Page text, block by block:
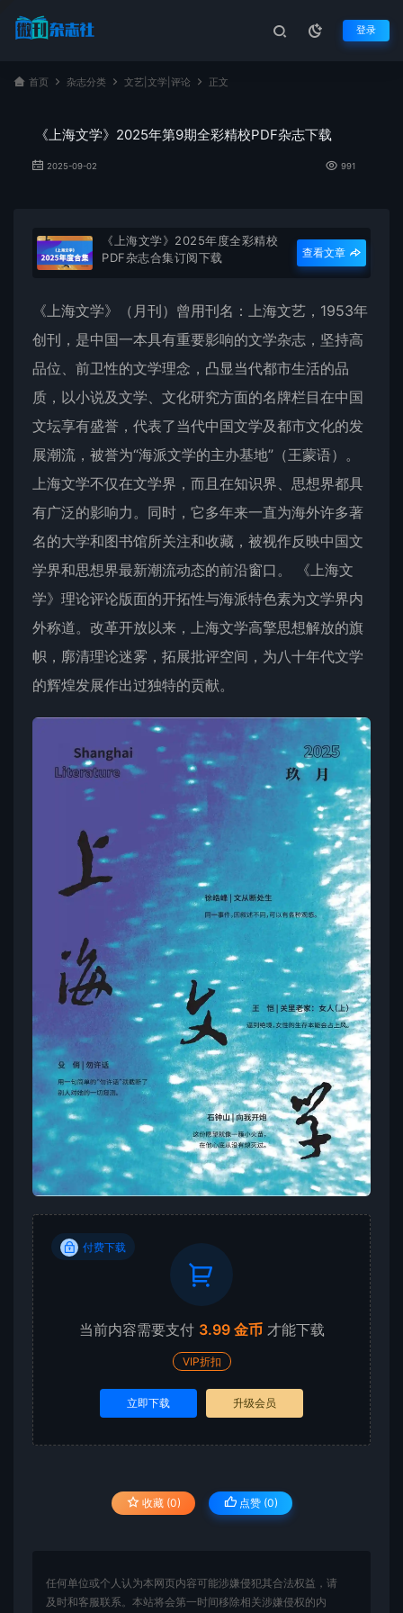
登录
首页 杂志分类 文艺|文学|评论 正文
《上海文学》2025年第9期全彩精校PDF杂志下载
2025-09-02 991
《上海文学》2025年度全彩精校
PDF杂志合集订阅下载
查看文章
《上海文学》（月刊）曾用刊名：上海文艺，1953年
创刊，是中国一本具有重要影响的文学杂志，坚持高
品位、前卫性的文学理念，凸显当代都市生活的品
质，以小说及文学、文化研究方面的名牌栏目在中国
文坛享有盛誉，代表了当代中国文学及都市文化的发
展潮流，被誉为“海派文学的主办基地”（王蒙语）。
上海文学不仅在文学界，而且在知识界、思想界都具
有广泛的影响力。同时，它多年来一直为海外许多著
名的大学和图书馆所关注和收藏，被视作反映中国文
学界和思想界最新潮流动态的前沿窗口。 《上海文
学》理论评论版面的开拓性与海派特色素为文学界内
外称道。改革开放以来， 上海文学高擎思想解放的旗
帜，廓清理论迷雾，拓展批评空间，为八十年代文学
的辉煌发展作出过独特的贡献。
付费下载
当前内容需要支付 3.99 金币 才能下载
VIP折扣
立即下载 升级会员
收藏 (0) 点赞 (0)
任何单位或个人认为本网页内容可能涉嫌侵犯其合法权益，请
及时和客服联系。本站将会第一时间移除相关涉嫌侵权的内